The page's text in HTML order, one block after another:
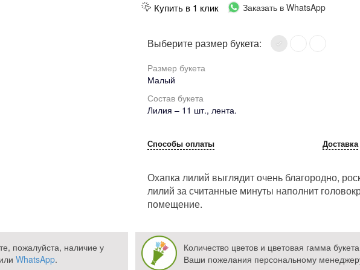
Купить в 1 клик Заказать в WhatsApp
Выберите размер букета:
Размер букета
Малый
Состав букета
Лилия – 11 шт., лента.
Способы оплаты Доставка
Охапка лилий выглядит очень благородно,
лилий за считанные минуты наполнит
помещение.
пожалуйста, наличие у
или WhatsApp.
Количество цветов и цветовая гамма
Ваши пожелания персональному